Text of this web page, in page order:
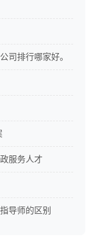
司排行哪家好。
服务人才
导师的区别